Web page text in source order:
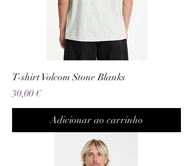
T-shirt Volcom Stone Blanks
Preço
30,00 €
Adicionar ao carrinho